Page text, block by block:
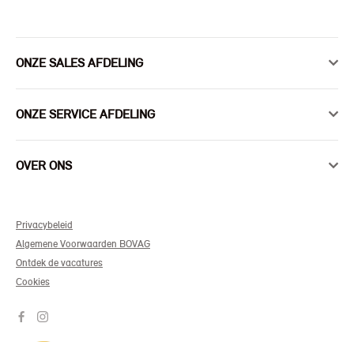
ONZE SALES AFDELING
ONZE SERVICE AFDELING
OVER ONS
Privacybeleid
Algemene Voorwaarden BOVAG
Ontdek de vacatures
Cookies